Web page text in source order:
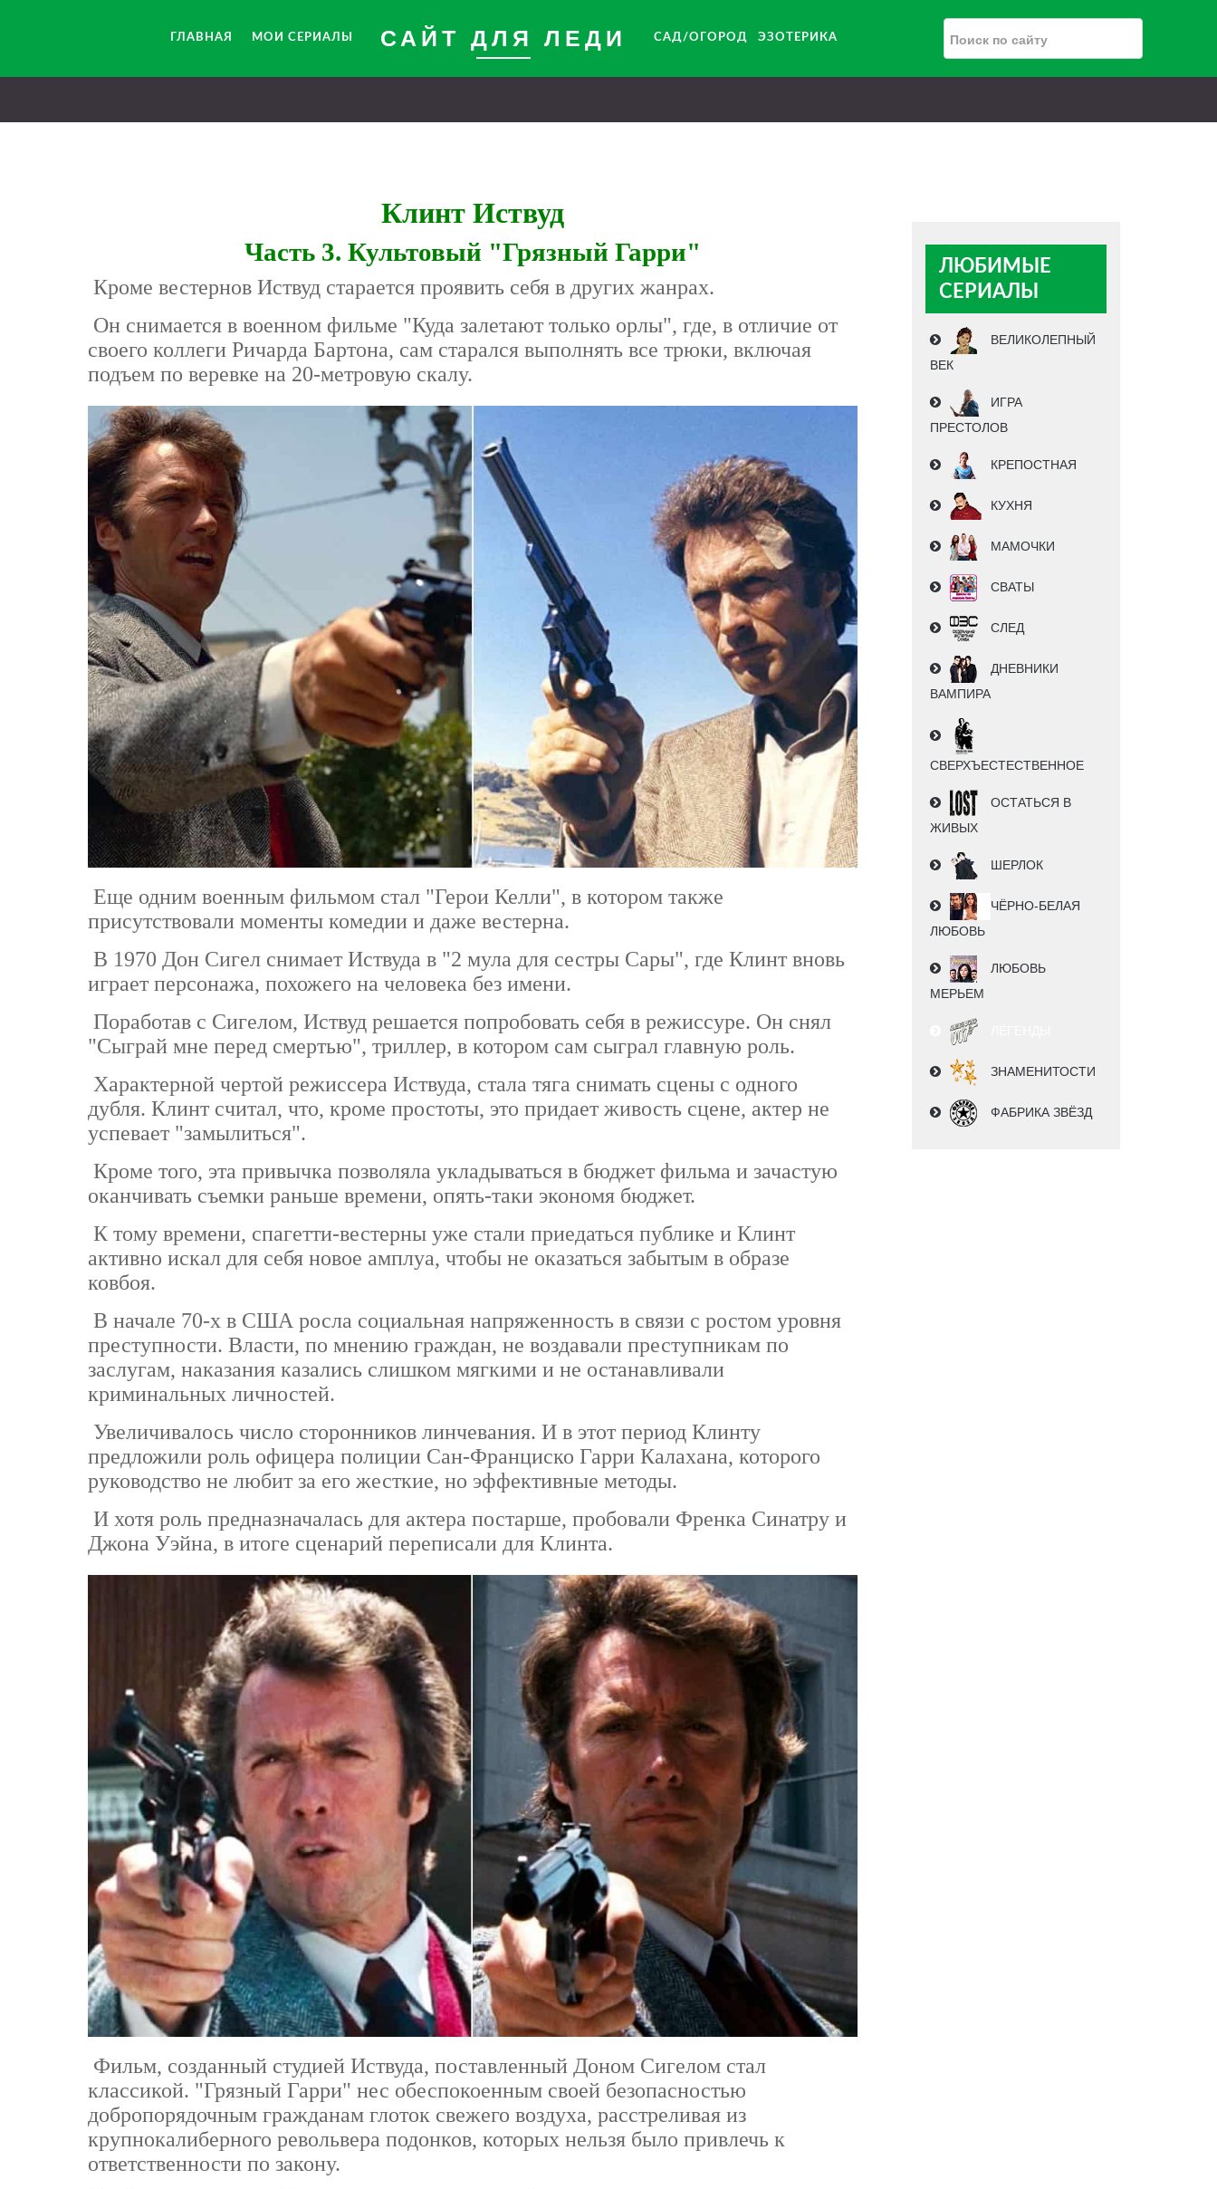
ГЛАВНАЯ МОИ СЕРИАЛЫ САЙТ ДЛЯ ЛЕДИ САД/ОГОРОД ЭЗОТЕРИКА
Клинт Иствуд
Часть 3. Культовый "Грязный Гарри"
Кроме вестернов Иствуд старается проявить себя в других жанрах.
Он снимается в военном фильме "Куда залетают только орлы", где, в отличие от
своего коллеги Ричарда Бартона, сам старался выполнять все трюки, включая
подъем по веревке на 20-метровую скалу.
Еще одним военным фильмом стал "Герои Келли", в котором также
присутствовали моменты комедии и даже вестерна.
В 1970 Дон Сигел снимает Иствуда в "2 мула для сестры Сары", где Клинт вновь
играет персонажа, похожего на человека без имени.
Поработав с Сигелом, Иствуд решается попробовать себя в режиссуре. Он снял
"Сыграй мне перед смертью", триллер, в котором сам сыграл главную роль.
Характерной чертой режиссера Иствуда, стала тяга снимать сцены с одного
дубля. Клинт считал, что, кроме простоты, это придает живость сцене, актер не
успевает "замылиться".
Кроме того, эта привычка позволяла укладываться в бюджет фильма и зачастую
оканчивать съемки раньше времени, опять-таки экономя бюджет.
К тому времени, спагетти-вестерны уже стали приедаться публике и Клинт
активно искал для себя новое амплуа, чтобы не оказаться забытым в образе
ковбоя.
В начале 70-х в США росла социальная напряженность в связи с ростом уровня
преступности. Власти, по мнению граждан, не воздавали преступникам по
заслугам, наказания казались слишком мягкими и не останавливали
криминальных личностей.
Увеличивалось число сторонников линчевания. И в этот период Клинту
предложили роль офицера полиции Сан-Франциско Гарри Калахана, которого
руководство не любит за его жесткие, но эффективные методы.
И хотя роль предназначалась для актера постарше, пробовали Френка Синатру и
Джона Уэйна, в итоге сценарий переписали для Клинта.
Фильм, созданный студией Иствуда, поставленный Доном Сигелом стал
классикой. "Грязный Гарри" нес обеспокоенным своей безопасностью
добропорядочным гражданам глоток свежего воздуха, расстреливая из
крупнокалиберного револьвера подонков, которых нельзя было привлечь к
ответственности по закону.
ЛЮБИМЫЕ
СЕРИАЛЫ
ВЕЛИКОЛЕПНЫЙ
ВЕК
ИГРА
ПРЕСТОЛОВ
КРЕПОСТНАЯ
КУХНЯ
МАМОЧКИ
СВАТЫ
СЛЕД
ДНЕВНИКИ
ВАМПИРА
СВЕРХЪЕСТЕСТВЕННОЕ
ОСТАТЬСЯ В
ЖИВЫХ
ШЕРЛОК
ЧЁРНО-БЕЛАЯ
ЛЮБОВЬ
ЛЮБОВЬ
МЕРЬЕМ
ЗНАМЕНИТОСТИ
ФАБРИКА ЗВЁЗД